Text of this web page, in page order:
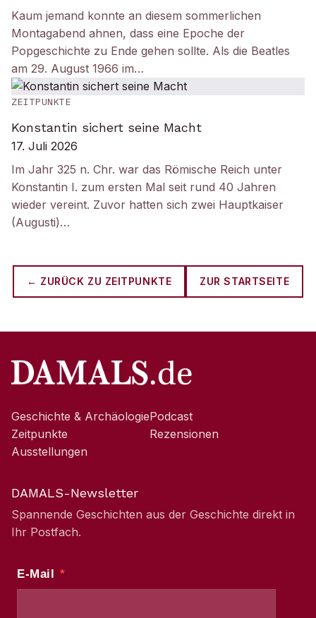
Kaum jemand konnte an diesem sommerlichen
Montagabend ahnen, dass eine Epoche der
Popgeschichte zu Ende gehen sollte. Als die Beatles
am 29. August 1966 im…
ZEITPUNKTE
Konstantin sichert seine Macht
17. Juli 2026
Im Jahr 325 n. Chr. war das Römische Reich unter
Konstantin I. zum ersten Mal seit rund 40 Jahren
wieder vereint. Zuvor hatten sich zwei Hauptkaiser
(Augusti)…
← ZURÜCK ZU ZEITPUNKTE ZUR STARTSEITE
Geschichte & Archäologie
Zeitpunkte
Ausstellungen
Podcast
Rezensionen
DAMALS-Newsletter
Spannende Geschichten aus der Geschichte direkt in
Ihr Postfach.